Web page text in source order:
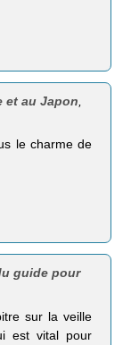
et au Japon,
le charme de
guide pour
sur la veille
est vital pour